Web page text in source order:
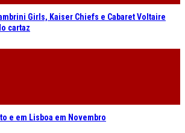
Girls, Kaiser Chiefs e Cabaret Voltaire
cartaz
e em Lisboa em Novembro